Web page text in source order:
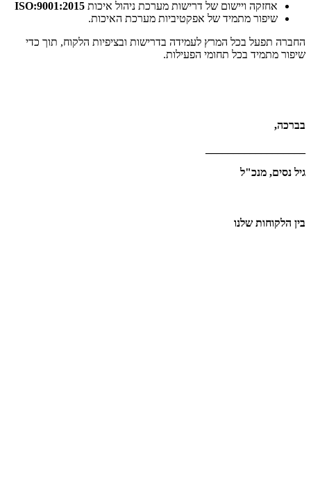
אחזקה ויישום של דרישות מערכת ניהול איכות ISO:9001:2015
שיפור מתמיד של אפקטיביות מערכת האיכות.
החברה תפעל בכל המרץ לעמידה בדרישות ובציפיות הלקוח, תוך כדי
שיפור מתמיד בכל תחומי הפעילות.
בברכה,
גיל נסים, מנכ"ל
בין הלקוחות שלנו